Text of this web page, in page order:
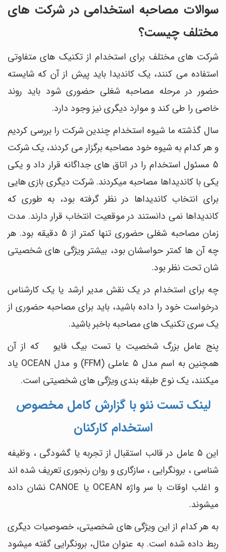
سوالات مصاحبه استخدامی در شرکت های
مختلف چیست؟
شرکت های مختلف برای استخدام از تکنیک های متفاوتی
استفاده می کنند، یک کاندیدا باید پیش از آن که شایسته
حضور در مرحله مصاحبه شغلی حضوری شود باید روند
خاصی را طی کند و موارد دیگری نیز وجود دارد.
سال گذشته ما شیوه استخدام چندین شرکت را بررسی کردیم
و هر کدام به شیوه خود مصاحبه برگزار می کردند، یک شرکت
5 مسئول استخدام را در اتاق ‎های جداگانه قرار داد و یکی
یکی با کاندیداها مصاحبه می‎کردند. شرکت دیگری بازی هایی
برای انتخاب کاندیداها در نظر گرفته بود، به طوری که
کاندیداها نمی دانستند در موقعیت انتخاب قرار دارند. مدت
زمان مصاحبه شغلی حضوری تنها کمتر از 5 دقیقه بود. هر
چه آن ها کمتر حواسشان بود، بیشتر ویژگی های شخصیتی
شان تحت نظر بود.
چه برای استخدام در یک نقش مدیر ارشد یا یک کارشناس
درخواست خود را داده باشید، باید برای مصاحبه حضوری از
یک سری تکنیک‎ های مصاحبه باخبر باشید.
پنج عامل بزرگ شخصیت یا تست بیگ فایو که از آن
همچنین به اسم مدل 5 عاملی (FFM) و مدل OCEAN یاد
می‎کنند، یک نوع طبقه ‎بندی ویژگی ‎های شخصیتی است.
لینک تست نئو با گزارش کامل مخصوص
استخدام کارکنان
این 5 عامل در قالب استقبال از تجربه یا گشودگی ، وظیفه
شناسی ، برونگرایی ، سازگاری و روان‎ رنجوری تعریف شده اند
و اغلب اوقات با سر واژه OCEAN یا CANOE نشان داده
می‎شوند.
به هر کدام از این ویژگی های شخصیتی، خصوصیات دیگری
ربط داده شده است. به عنوان مثال، برونگرایی گفته می‎شود